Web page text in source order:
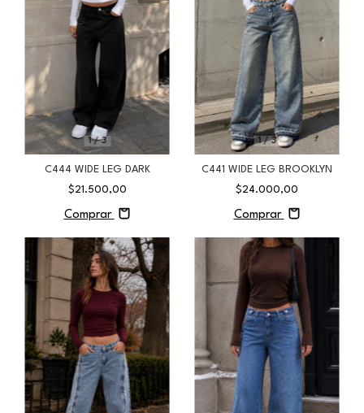
1/3
C444 WIDE LEG DARK
$21.500,00
Comprar
1/3
C441 WIDE LEG BROOKLYN
$24.000,00
Comprar